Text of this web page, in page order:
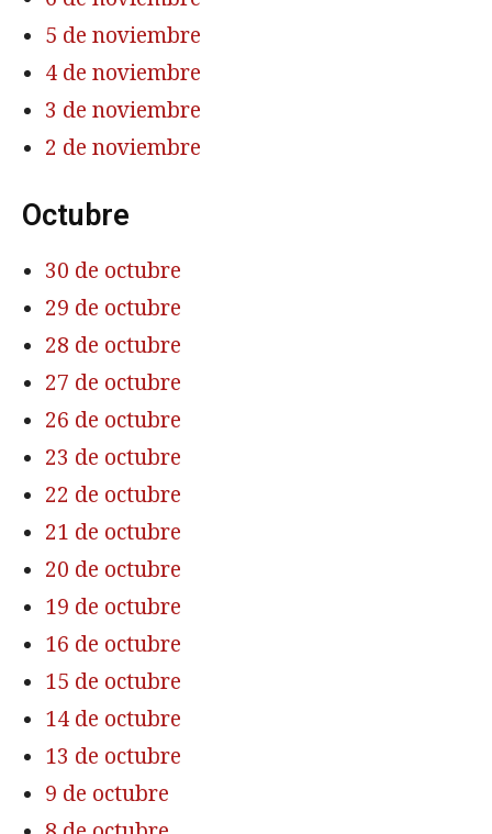
5 de noviembre
4 de noviembre
3 de noviembre
2 de noviembre
Octubre
30 de octubre
29 de octubre
28 de octubre
27 de octubre
26 de octubre
23 de octubre
22 de octubre
21 de octubre
20 de octubre
19 de octubre
16 de octubre
15 de octubre
14 de octubre
13 de octubre
9 de octubre